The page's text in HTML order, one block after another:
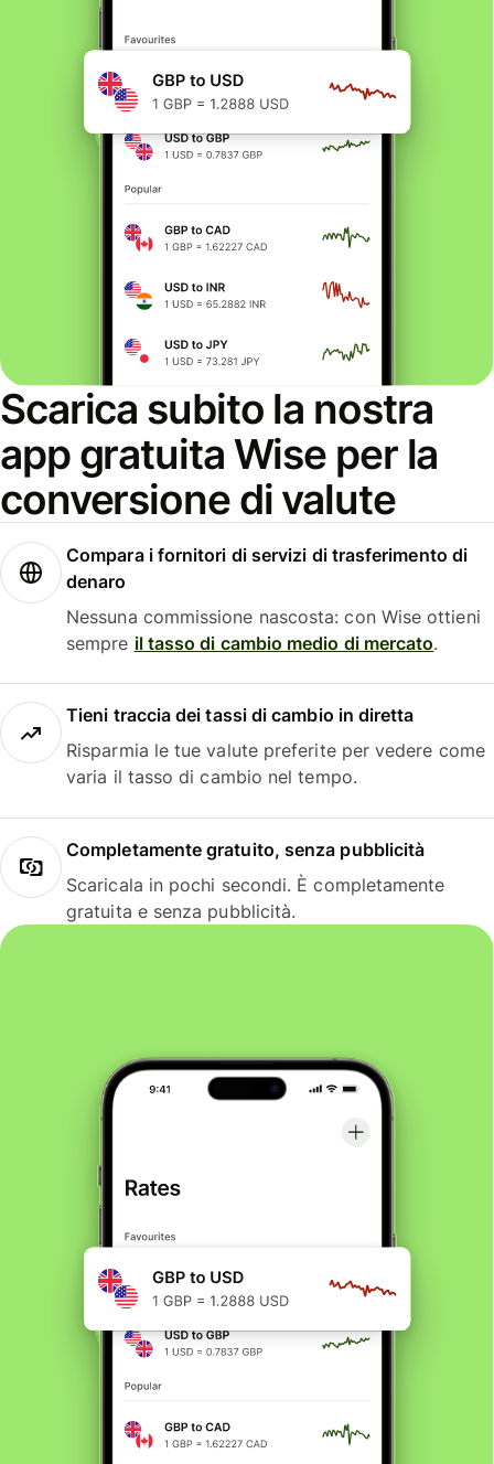
Scarica subito la nostra
app gratuita Wise per la
conversione di valute
Compara i fornitori di servizi di trasferimento di
denaro
Nessuna commissione nascosta: con Wise ottieni
sempre il tasso di cambio medio di mercato.
Tieni traccia dei tassi di cambio in diretta
Risparmia le tue valute preferite per vedere come
varia il tasso di cambio nel tempo.
Completamente gratuito, senza pubblicità
Scaricala in pochi secondi. È completamente
gratuita e senza pubblicità.